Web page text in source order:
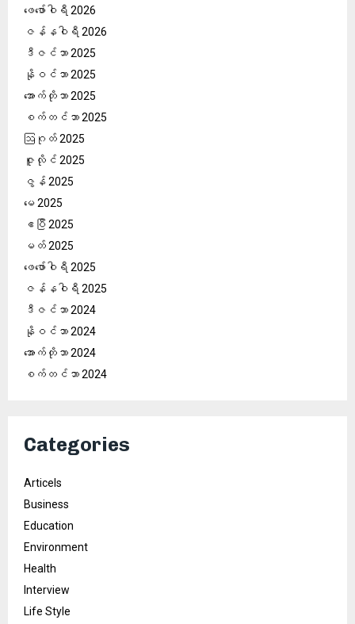
ဖေ‌ဖော်ဝါရီ 2026
ဇန်နဝါရီ 2026
ဒီဇင်ဘာ 2025
နိုဝင်ဘာ 2025
အောက်တိုဘာ 2025
စက်တင်ဘာ 2025
ဩဂုတ် 2025
ဇူလိုင် 2025
ဇွန် 2025
မေ 2025
ဧပြီ 2025
မတ် 2025
ဖေ‌ဖော်ဝါရီ 2025
ဇန်နဝါရီ 2025
ဒီဇင်ဘာ 2024
နိုဝင်ဘာ 2024
အောက်တိုဘာ 2024
စက်တင်ဘာ 2024
Categories
Articels
Business
Education
Environment
Health
Interview
Life Style